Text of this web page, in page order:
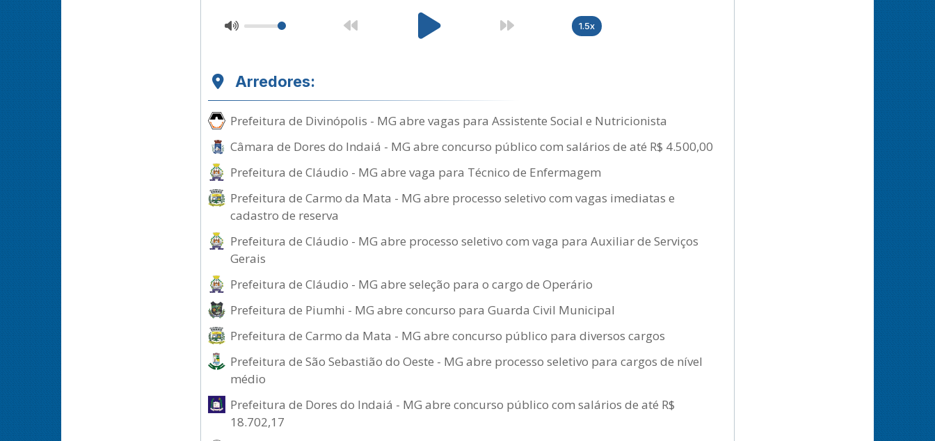
1.5x
Arredores:
Prefeitura de Divinópolis - MG abre vagas para Assistente Social e Nutricionista
Câmara de Dores do Indaiá - MG abre concurso público com salários de até R$ 4.500,00
Prefeitura de Cláudio - MG abre vaga para Técnico de Enfermagem
Prefeitura de Carmo da Mata - MG abre processo seletivo com vagas imediatas e
cadastro de reserva
Prefeitura de Cláudio - MG abre processo seletivo com vaga para Auxiliar de Serviços
Gerais
Prefeitura de Cláudio - MG abre seleção para o cargo de Operário
Prefeitura de Piumhi - MG abre concurso para Guarda Civil Municipal
Prefeitura de Carmo da Mata - MG abre concurso público para diversos cargos
Prefeitura de São Sebastião do Oeste - MG abre processo seletivo para cargos de nível
médio
Prefeitura de Dores do Indaiá - MG abre concurso público com salários de até R$
18.702,17